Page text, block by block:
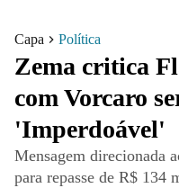
Capa Política
Zema critica
com Vorcaro
'Imperdoável'
Mensagem direcionada
para repasse de R$ 134